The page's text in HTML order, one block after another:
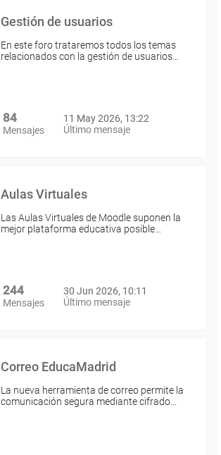
Gestión de usuarios
En este foro trataremos todos los temas
relacionados con la gestión de usuarios…
84
Mensajes
11 May 2026, 13:22
Último mensaje
Aulas Virtuales
Las Aulas Virtuales de Moodle suponen la
mejor plataforma educativa posible…
244
Mensajes
30 Jun 2026, 10:11
Último mensaje
Correo EducaMadrid
La nueva herramienta de correo permite la
comunicación segura mediante cifrado…